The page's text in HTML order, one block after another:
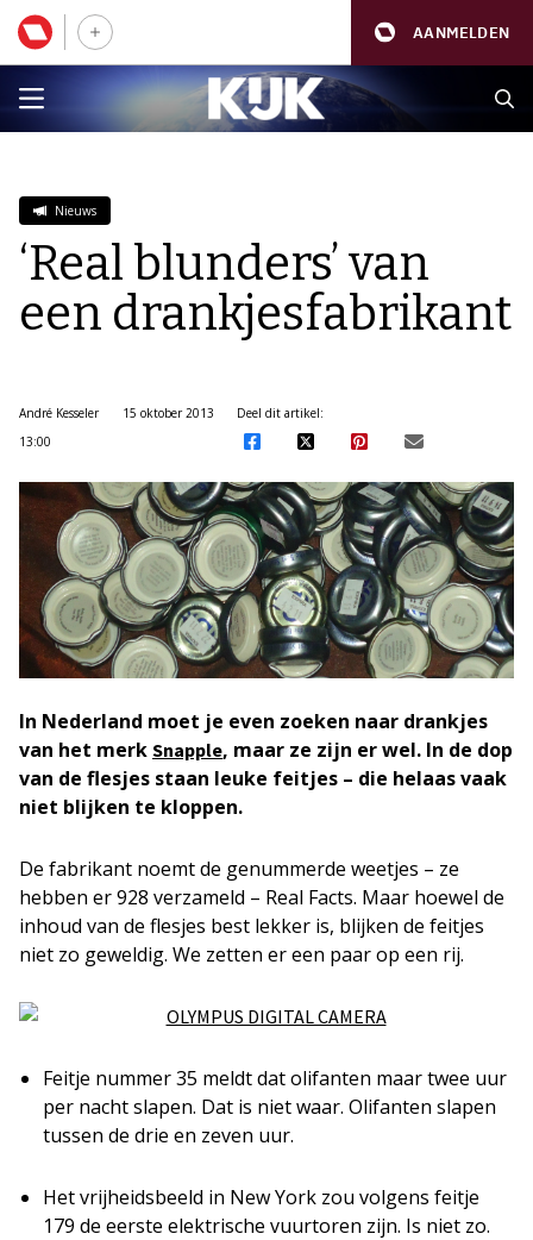
AANMELDEN
Nieuws
‘Real blunders’ van
een drankjesfabrikant
André Kesseler
15 oktober 2013
13:00
Deel dit artikel:
In Nederland moet je even zoeken naar drankjes
van het merk Snapple, maar ze zijn er wel. In de dop
van de flesjes staan leuke feitjes – die helaas vaak
niet blijken te kloppen.
De fabrikant noemt de genummerde weetjes – ze
hebben er 928 verzameld – Real Facts. Maar hoewel de
inhoud van de flesjes best lekker is, blijken de feitjes
niet zo geweldig. We zetten er een paar op een rij.
Feitje nummer 35 meldt dat olifanten maar twee uur
per nacht slapen. Dat is niet waar. Olifanten slapen
tussen de drie en zeven uur.
Het vrijheidsbeeld in New York zou volgens feitje
179 de eerste elektrische vuurtoren zijn. Is niet zo.